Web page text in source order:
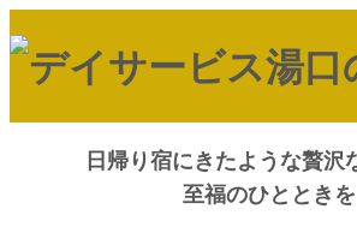
日帰り宿にきたような贅沢
至福のひとときを